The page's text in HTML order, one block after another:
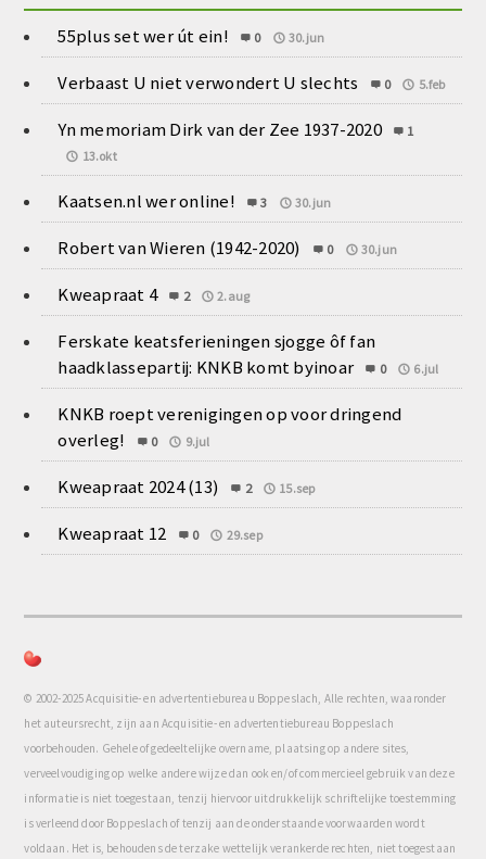
55plus set wer út ein! 0 30.jun
Verbaast U niet verwondert U slechts 0 5.feb
Yn memoriam Dirk van der Zee 1937-2020
1
13.okt
Kaatsen.nl wer online! 3 30.jun
Robert van Wieren (1942-2020) 0 30.jun
Kweapraat 4 2 2.aug
Ferskate keatsferieningen sjogge ôf fan
haadklassepartij: KNKB komt byinoar
0 6.jul
KNKB roept verenigingen op voor dringend
overleg!
0 9.jul
Kweapraat 2024 (13) 2 15.sep
Kweapraat 12 0 29.sep
© 2002-2025 Acquisitie- en advertentiebureau Boppeslach, Alle rechten, waaronder
het auteursrecht, zijn aan Acquisitie- en advertentiebureau Boppeslach
voorbehouden. Gehele of gedeeltelijke overname, plaatsing op andere sites,
verveelvoudiging op welke andere wijze dan ook en/of commercieel gebruik van deze
informatie is niet toegestaan, tenzij hiervoor uitdrukkelijk schriftelijke toestemming
is verleend door Boppeslach of tenzij aan de onderstaande voorwaarden wordt
voldaan. Het is, behoudens de terzake wettelijk verankerde rechten, niet toegestaan